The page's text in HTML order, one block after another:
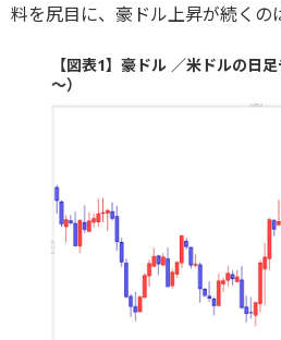
料を尻目に、豪ドル上昇が続くの
【図表1】豪ドル ／米ドルの日
～）